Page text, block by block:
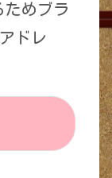
ためブラ
ドレ